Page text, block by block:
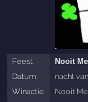
Feest
Nooit
Datum
nacht
Winactie
Nooit